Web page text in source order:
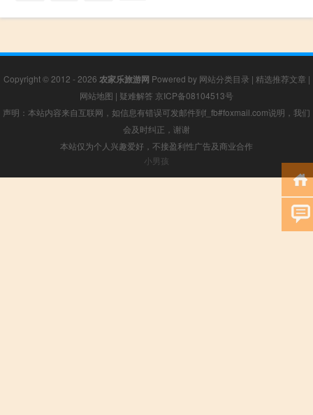
Copyright © 2012 - 2026 农家乐旅游网 Powered by 网站分类目录 | 精选推荐文章 |
网站地图 | 疑难解答 京ICP备08104513号
声明：本站内容来自互联网，如信息有错误可发邮件到f_fb#foxmail.com说明，我们
会及时纠正，谢谢
本站仅为个人兴趣爱好，不接盈利性广告及商业合作
小男孩